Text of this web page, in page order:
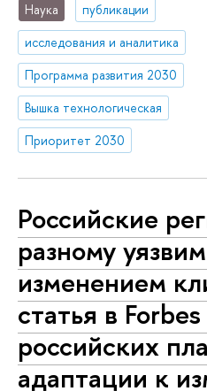
Наука
публикации
исследования и аналитика
Программа развития 2030
Вышка технологическая
Приоритет 2030
Российские
разному
изменением
статья в
российских
адаптации к